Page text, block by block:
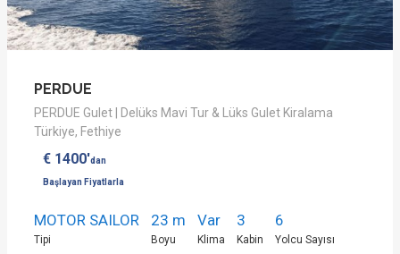
PERDUE
PERDUE Gulet | Delüks Mavi Tur & Lüks Gulet Kiralama
Türkiye, Fethiye
€ 1400'dan
Başlayan Fiyatlarla
MOTOR SAILOR
Tipi
23 m
Boyu
Var
Klima
3
Kabin
6
Yolcu Sayısı